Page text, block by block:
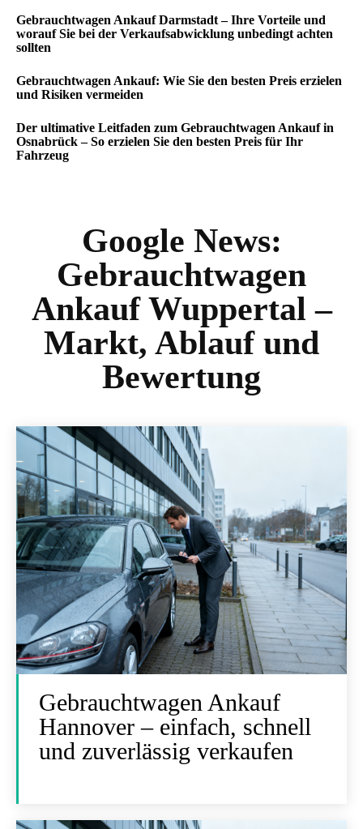
Gebrauchtwagen Ankauf Darmstadt – Ihre Vorteile und
worauf Sie bei der Verkaufsabwicklung unbedingt achten
sollten
Gebrauchtwagen Ankauf: Wie Sie den besten Preis erzielen
und Risiken vermeiden
Der ultimative Leitfaden zum Gebrauchtwagen Ankauf in
Osnabrück – So erzielen Sie den besten Preis für Ihr
Fahrzeug
Google News:
Gebrauchtwagen
Ankauf Wuppertal –
Markt, Ablauf und
Bewertung
Gebrauchtwagen Ankauf
Hannover – einfach, schnell
und zuverlässig verkaufen